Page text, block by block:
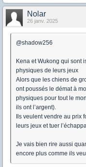
Nolar
26 janv. 2025
@shadow256
Kena et Wukong qui sont
physiques de leurs jeux
Alors que les chiens de
ont poussés le démat à
physiques pour tout le
ils ont l’argent).
Ils veulent vendre au
leurs jeux et tuer
Je vais bien rire aussi
encore plus comme ils